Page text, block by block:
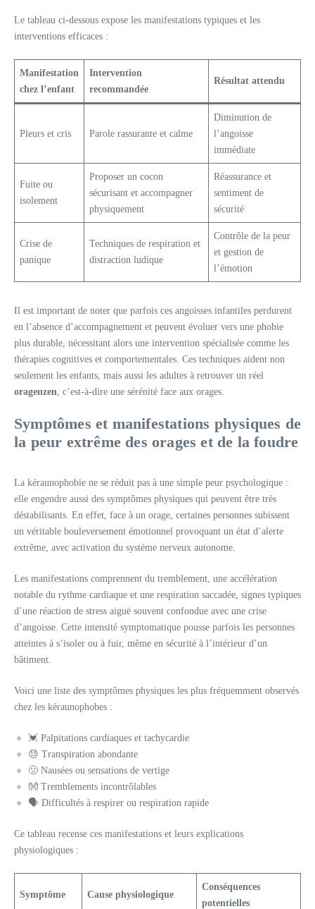
Le tableau ci-dessous expose les manifestations typiques et les
interventions efficaces :
Manifestation
chez l’enfant
Intervention
recommandée
Résultat attendu
Pleurs et cris Parole rassurante et calme
Diminution de
l’angoisse
immédiate
Fuite ou
isolement
Proposer un cocon
sécurisant et accompagner
physiquement
Réassurance et
sentiment de
sécurité
Crise de
panique
Techniques de respiration et
distraction ludique
Contrôle de la peur
et gestion de
l’émotion
Il est important de noter que parfois ces angoisses infantiles perdurent
en l’absence d’accompagnement et peuvent évoluer vers une phobie
plus durable, nécessitant alors une intervention spécialisée comme les
thérapies cognitives et comportementales. Ces techniques aident non
seulement les enfants, mais aussi les adultes à retrouver un réel
oragenzen, c’est-à-dire une sérénité face aux orages.
Symptômes et manifestations physiques de
la peur extrême des orages et de la foudre
La kéraunophobie ne se réduit pas à une simple peur psychologique :
elle engendre aussi des symptômes physiques qui peuvent être très
déstabilisants. En effet, face à un orage, certaines personnes subissent
un véritable bouleversement émotionnel provoquant un état d’alerte
extrême, avec activation du système nerveux autonome.
Les manifestations comprennent du tremblement, une accélération
notable du rythme cardiaque et une respiration saccadée, signes typiques
d’une réaction de stress aiguë souvent confondue avec une crise
d’angoisse. Cette intensité symptomatique pousse parfois les personnes
atteintes à s’isoler ou à fuir, même en sécurité à l’intérieur d’un
bâtiment.
Voici une liste des symptômes physiques les plus fréquemment observés
chez les kéraunophobes :
💓 Palpitations cardiaques et tachycardie
😓 Transpiration abondante
🤢 Nausées ou sensations de vertige
👐 Tremblements incontrôlables
🗣️ Difficultés à respirer ou respiration rapide
Ce tableau recense ces manifestations et leurs explications
physiologiques :
Symptôme Cause physiologique
Conséquences
potentielles